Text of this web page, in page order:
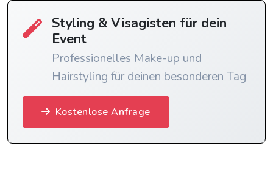
Styling & Visagisten für dein
Event
Professionelles Make-up und
Hairstyling für deinen besonderen Tag
Kostenlose Anfrage